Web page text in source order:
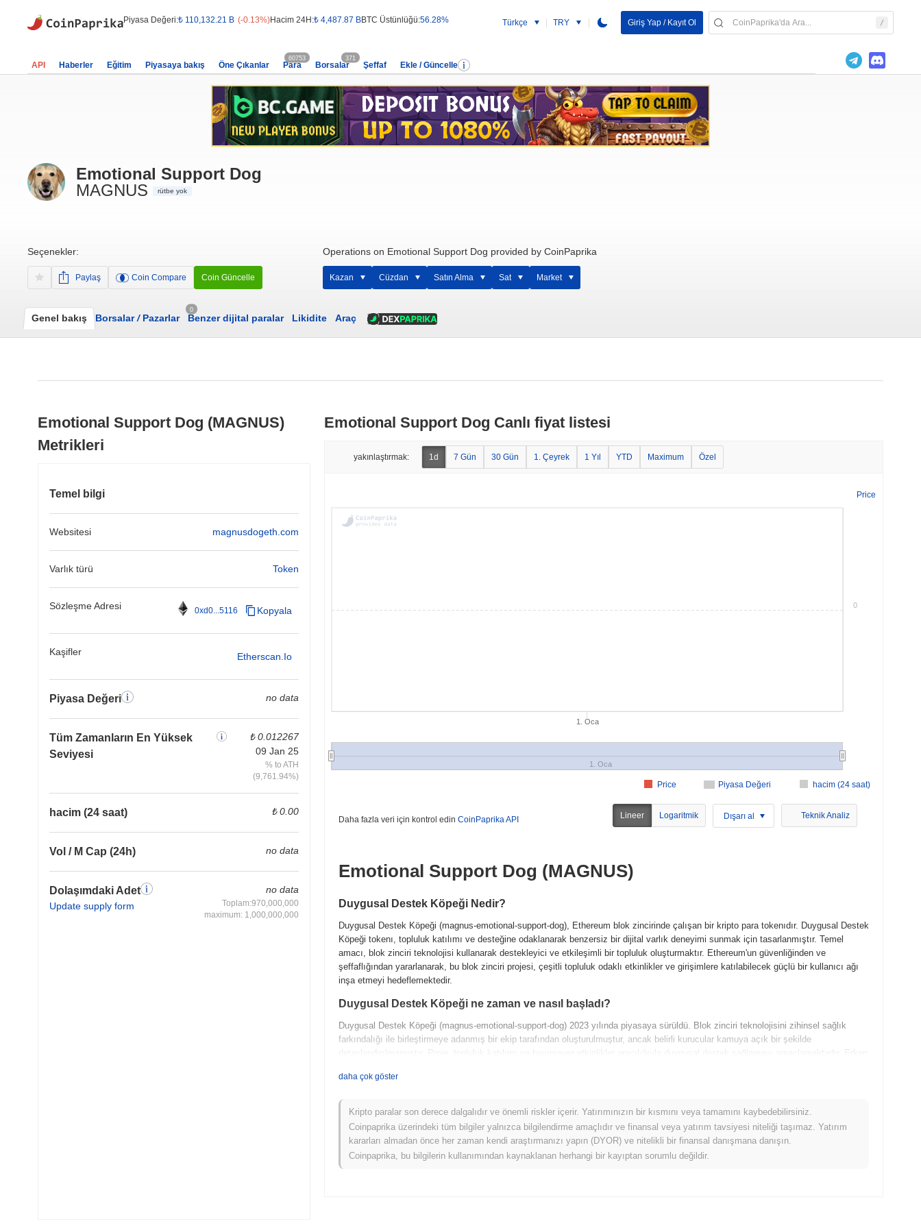
Piyasa Değeri:₺ 110,132.21 B (-0.13%)Hacim 24H:₺ 4,487.87 BBTC Üstünlüğü:56.28% Türkçe TRY Giriş Yap / Kayıt Ol
API Haberler Eğitim Piyasaya bakış Öne Çıkanlar Para
60753
Borsalar
371
Şeffaf Ekle / Güncelle
Emotional Support Dog
MAGNUS
rütbe yok
Seçenekler:
Paylaş Coin Compare Coin Güncelle
Operations on Emotional Support Dog provided by CoinPaprika
Kazan Cüzdan Satın Alma Sat Market
Genel bakış Borsalar/Pazarlar
0
Benzer dijital paralar Likidite Araç
Emotional Support Dog (MAGNUS)
Metrikleri
Temel bilgi
Websitesi magnusdogeth.com
Varlık türü Token
Sözleşme Adresi 0xd0...5116 Kopyala
Kaşifler Etherscan.io
Piyasa Değeri no data
Tüm Zamanların En Yüksek
Seviyesi
₺ 0.012267
09 Jan 25
% to ATH
(9,761.94%)
hacim (24 saat) ₺ 0.00
Vol / M Cap (24h) no data
Dolaşımdaki Adet
Update supply form
no data
Toplam:970,000,000
maximum: 1,000,000,000
Emotional Support Dog Canlı fiyat listesi
yakınlaştırmak: 1d 7 Gün 30 Gün 1. Çeyrek 1 Yıl YTD Maximum Özel
Price
Piyasa Değeri hacim (24 saat)
Price
1. Oca
1. Oca
0
Daha fazla veri için kontrol edin CoinPaprika API Lineer Logaritmik Dışarı al Teknik Analiz
Emotional Support Dog (MAGNUS)
Duygusal Destek Köpeği Nedir?
Duygusal Destek Köpeği (magnus-emotional-support-dog), Ethereum blok zincirinde çalışan bir kripto para tokenıdır. Duygusal Destek
Köpeği tokenı, topluluk katılımı ve desteğine odaklanarak benzersiz bir dijital varlık deneyimi sunmak için tasarlanmıştır. Temel
amacı, blok zinciri teknolojisi kullanarak destekleyici ve etkileşimli bir topluluk oluşturmaktır. Ethereum'un güvenliğinden ve
şeffaflığından yararlanarak, bu blok zinciri projesi, çeşitli topluluk odaklı etkinlikler ve girişimlere katılabilecek güçlü bir kullanıcı ağı
inşa etmeyi hedeflemektedir.
Duygusal Destek Köpeği ne zaman ve nasıl başladı?
Duygusal Destek Köpeği (magnus-emotional-support-dog) 2023 yılında piyasaya sürüldü. Blok zinciri teknolojisini zihinsel sağlık
farkındalığı ile birleştirmeye adanmış bir ekip tarafından oluşturulmuştur, ancak belirli kurucular kamuya açık bir şekilde
detaylandırılmamıştır. Proje, topluluk katılımı ve hayırsever etkinlikler aracılığıyla duygusal destek sağlamayı amaçlamaktadır. Erken
yardımcı olmuştur. Daha fazla bilgi için resmi web sitelerini [
Duygusal Destek Köpeği için neler geliyor?
Duygusal Destek Köpeği (magnus-emotional-support-dog), yol haritasında belirtilen heyecan verici gelişmelere hazırlanıyor. Proje,
etkileşimli etkinlikler ve genişletilmiş sosyal medya varlığı gibi yaklaşan girişimlerle topluluk katılımını artırmayı planlıyor. Gelecek
planlarından biri, tokenın evcil hayvan bakımı ve zihinsel sağlık sektörlerindeki faydasını artırmayı hedefleyen yeni özelliklerin
entegrasyonunu içermektedir. Ayrıca, ekip, gerçek dünya kullanım durumlarını genişletmek için evcil hayvanla ilgili işletmelerle
daha çok göster
Kripto paralar son derece dalgalıdır ve önemli riskler içerir. Yatırımınızın bir kısmını veya tamamını kaybedebilirsiniz.
Coinpaprika üzerindeki tüm bilgiler yalnızca bilgilendirme amaçlıdır ve finansal veya yatırım tavsiyesi niteliği taşımaz. Yatırım
kararları almadan önce her zaman kendi araştırmanızı yapın (DYOR) ve nitelikli bir finansal danışmana danışın.
Coinpaprika, bu bilgilerin kullanımından kaynaklanan herhangi bir kayıptan sorumlu değildir.